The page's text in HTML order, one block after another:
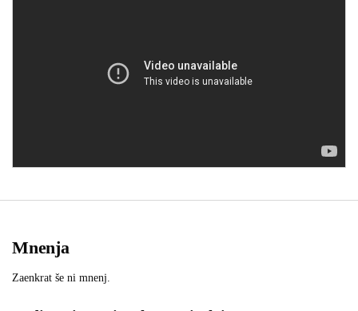
Mnenja
Zaenkrat še ni mnenj.